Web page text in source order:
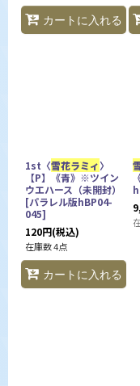
カートに入れる
1st〈雪花ラミィ〉
【P】《青》※ツイン
ウエハース（未開封）
[パラレル版hBP04-
045]
120円(税込)
在庫数 4点
カートに入れる